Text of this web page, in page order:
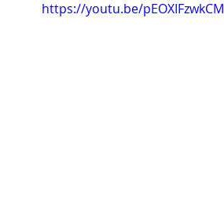
https://youtu.be/pEOXIFzwkCM